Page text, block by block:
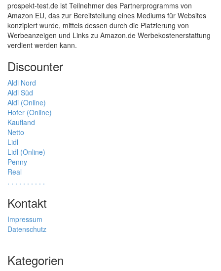
prospekt-test.de ist Teilnehmer des Partnerprogramms von
Amazon EU, das zur Bereitstellung eines Mediums für Websites
konzipiert wurde, mittels dessen durch die Platzierung von
Werbeanzeigen und Links zu Amazon.de Werbekostenerstattung
verdient werden kann.
Discounter
Aldi Nord
Aldi Süd
Aldi (Online)
Hofer (Online)
Kaufland
Netto
Lidl
Lidl (Online)
Penny
Real
. . . . . . . . . .
Kontakt
Impressum
Datenschutz
Kategorien